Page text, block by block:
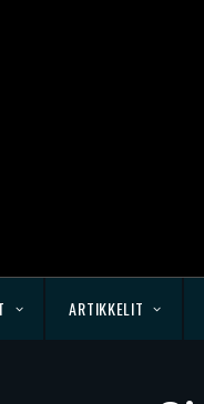
ARTIKKELIT